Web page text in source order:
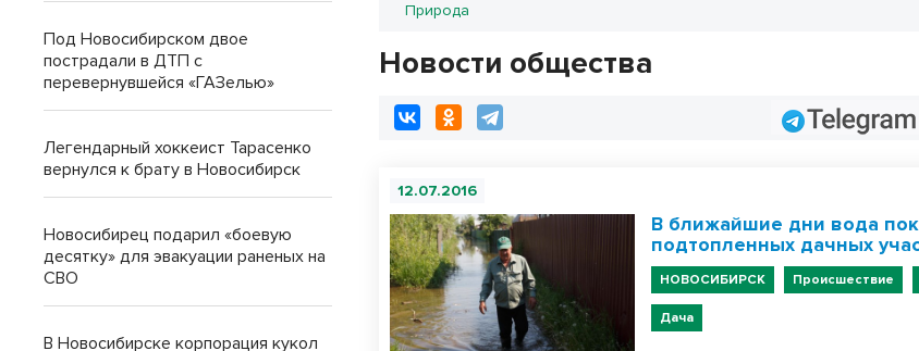
Природа
Новости общества
Telegram
12.07.2016
В ближайшие дни вода
подтопленных дачных
НОВОСИБИРСК Происшествие
Дача
Под Новосибирском двое
пострадали в ДТП с
перевернувшейся «ГАЗелью»
Легендарный хоккеист Тарасенко
вернулся к брату в Новосибирск
Новосибирец подарил «боевую
десятку» для эвакуации раненых на
СВО
В Новосибирске корпорация кукол